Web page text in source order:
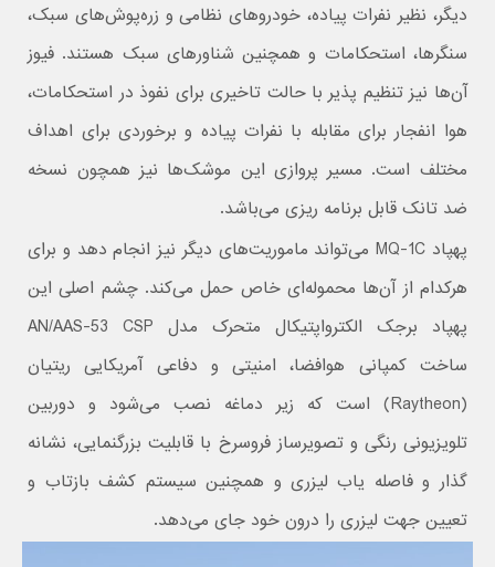
دیگر، نظیر نفرات پیاده، خودروهای نظامی و زره‌‌پوش‌های سبک،
سنگرها، استحکامات و همچنین شناورهای سبک هستند. فیوز
آن‌ها نیز تنظیم پذیر با حالت‌ تاخیری برای نفوذ در استحکامات،
هوا انفجار برای مقابله با نفرات پیاده و برخوردی برای اهداف
مختلف است. مسیر پروازی این موشک‌ها نیز همچون نسخه
ضد تانک قابل برنامه ریزی می‌باشد.
پهپاد MQ-1C می‌تواند ماموریت‌های دیگر نیز انجام دهد و برای
هرکدام از آن‌ها محموله‌ای خاص حمل می‌کند. چشم اصلی این
پهپاد برجک الکترواپتیکال متحرک مدل AN/AAS-53 CSP
ساخت کمپانی هوافضا، امنیتی و دفاعی آمریکایی ریتیان
(Raytheon) است که زیر دماغه نصب می‌شود و دوربین
تلویزیونی رنگی و تصویرساز فروسرخ با قابلیت بزرگنمایی، نشانه‌
گذار و فاصله یاب لیزری و همچنین سیستم کشف بازتاب و
تعیین جهت لیزری را درون خود جای می‌دهد.